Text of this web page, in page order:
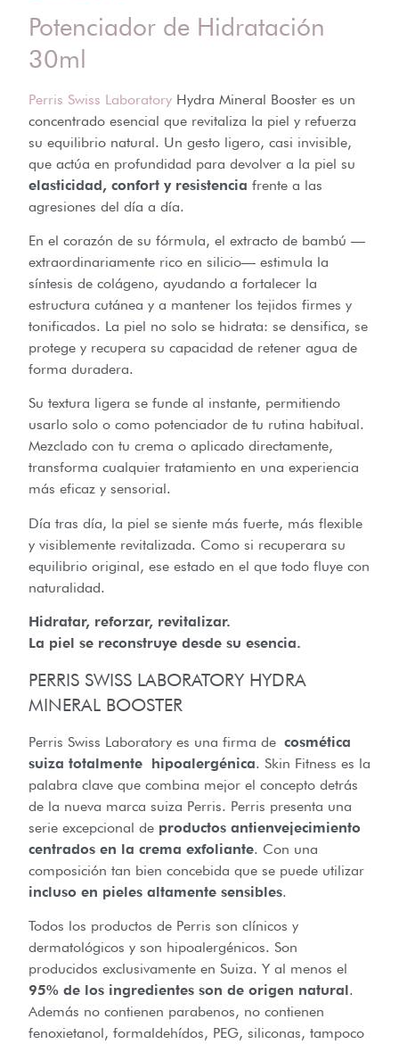
Potenciador de Hidratación
30ml
Perris Swiss Laboratory Hydra Mineral Booster es un
concentrado esencial que revitaliza la piel y refuerza
su equilibrio natural. Un gesto ligero, casi invisible,
que actúa en profundidad para devolver a la piel su
elasticidad, confort y resistencia frente a las
agresiones del día a día.
En el corazón de su fórmula, el extracto de bambú —
extraordinariamente rico en silicio— estimula la
síntesis de colágeno, ayudando a fortalecer la
estructura cutánea y a mantener los tejidos firmes y
tonificados. La piel no solo se hidrata: se densifica, se
protege y recupera su capacidad de retener agua de
forma duradera.
Su textura ligera se funde al instante, permitiendo
usarlo solo o como potenciador de tu rutina habitual.
Mezclado con tu crema o aplicado directamente,
transforma cualquier tratamiento en una experiencia
más eficaz y sensorial.
Día tras día, la piel se siente más fuerte, más flexible
y visiblemente revitalizada. Como si recuperara su
equilibrio original, ese estado en el que todo fluye con
naturalidad.
Hidratar, reforzar, revitalizar.
La piel se reconstruye desde su esencia.
PERRIS SWISS LABORATORY HYDRA
MINERAL BOOSTER
Perris Swiss Laboratory es una firma de cosmética
suiza totalmente hipoalergénica. Skin Fitness es la
palabra clave que combina mejor el concepto detrás
de la nueva marca suiza Perris. Perris presenta una
serie excepcional de productos antienvejecimiento
centrados en la crema exfoliante. Con una
composición tan bien concebida que se puede utilizar
incluso en pieles altamente sensibles.
Todos los productos de Perris son clínicos y
dermatológicos y son hipoalergénicos. Son
producidos exclusivamente en Suiza. Y al menos el
95% de los ingredientes son de origen natural.
Además no contienen parabenos, no contienen
fenoxietanol, formaldehídos, PEG, siliconas, tampoco